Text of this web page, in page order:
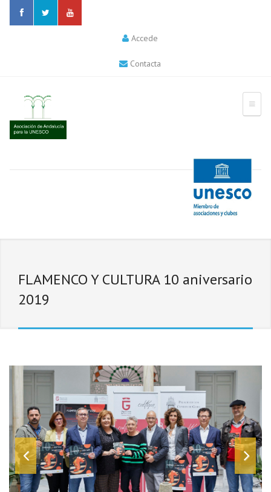
Accede
Contacta
FLAMENCO Y CULTURA 10 aniversario
2019